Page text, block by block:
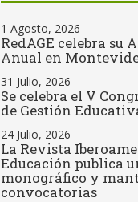
1 Agosto, 2026
RedAGE celebra su
Anual en
31 Julio, 2026
Se celebra el V
de Gestión
24 Julio, 2026
La Revista
Educación publica
monográfico y
convocatorias